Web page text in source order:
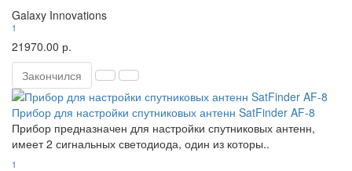
Galaxy Innovations
1
21970.00 р.
Закончился
Прибор для настройки спутниковых антенн SatFinder AF-8
Прибор предназначен для настройки спутниковых антенн,
имеет 2 сигнальных светодиода, один из которы..
1